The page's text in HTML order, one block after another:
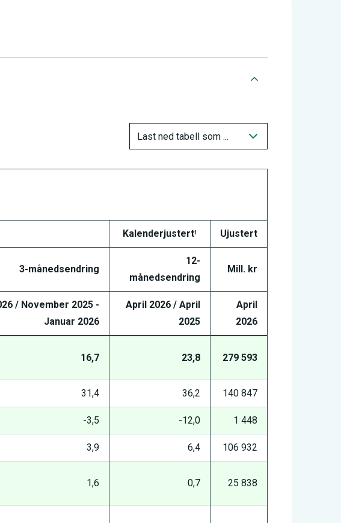
Last ned tabell som ...
Kalenderjustert1 Ujustert
3-månedsendring
12-
månedsendring
Mill. kr
/ November 2025 -
Januar 2026
April 2026 / April
2025
April
2026
16,7 23,8 279 593
31,4 36,2 140 847
-3,5 -12,0 1 448
3,9 6,4 106 932
1,6 0,7 25 838